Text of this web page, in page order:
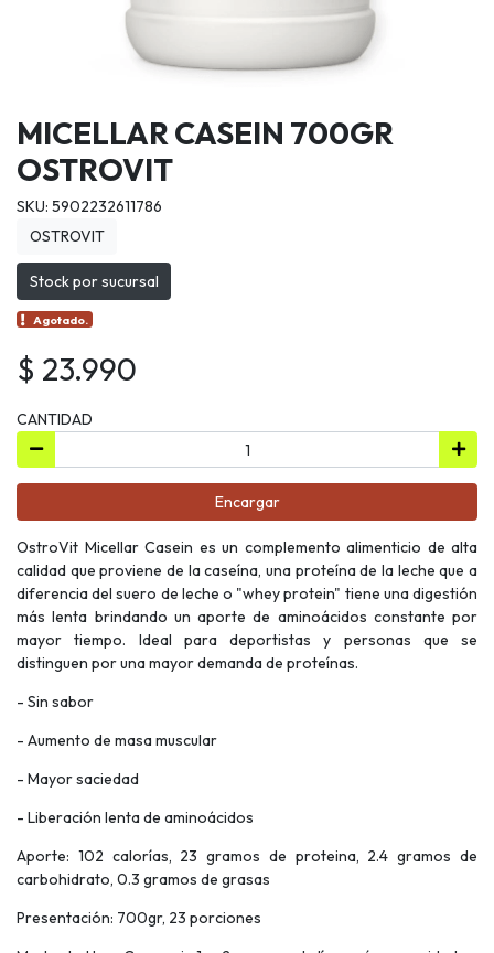
MICELLAR CASEIN 700GR
OSTROVIT
SKU: 5902232611786
OSTROVIT
Stock por sucursal
Agotado.
$ 23.990
CANTIDAD
Encargar
OstroVit Micellar Casein es un complemento alimenticio de alta
calidad que proviene de la caseína, una proteína de la leche que a
diferencia del suero de leche o "whey protein" tiene una digestión
más lenta brindando un aporte de aminoácidos constante por
mayor tiempo. Ideal para deportistas y personas que se
distinguen por una mayor demanda de proteínas.
- Sin sabor
- Aumento de masa muscular
- Mayor saciedad
- Liberación lenta de aminoácidos
Aporte: 102 calorías, 23 gramos de proteina, 2.4 gramos de
carbohidrato, 0.3 gramos de grasas
Presentación: 700gr, 23 porciones